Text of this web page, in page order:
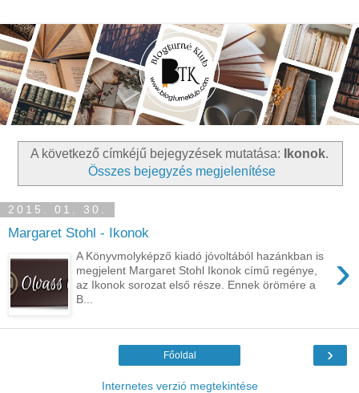
A következő címkéjű bejegyzések mutatása: Ikonok.
Összes bejegyzés megjelenítése
2015. 01. 30.
Margaret Stohl - Ikonok
›
A Könyvmolyképző kiadó jóvoltából hazánkban is
megjelent Margaret Stohl Ikonok című regénye,
az Ikonok sorozat első része. Ennek örömére a
B...
›
Főoldal
Internetes verzió megtekintése